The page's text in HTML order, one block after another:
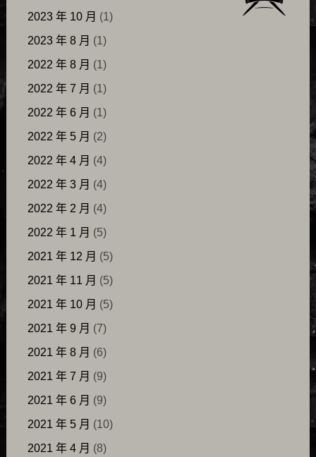
2023 年 10 月 (1)
2023 年 8 月 (1)
2022 年 8 月 (1)
2022 年 7 月 (1)
2022 年 6 月 (1)
2022 年 5 月 (2)
2022 年 4 月 (4)
2022 年 3 月 (4)
2022 年 2 月 (4)
2022 年 1 月 (5)
2021 年 12 月 (5)
2021 年 11 月 (5)
2021 年 10 月 (5)
2021 年 9 月 (7)
2021 年 8 月 (6)
2021 年 7 月 (9)
2021 年 6 月 (9)
2021 年 5 月 (10)
2021 年 4 月 (8)